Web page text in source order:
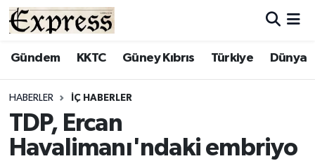
Gündem KKTC Güney Kıbrıs Türkiye Dünya
HABERLER İÇ HABERLER
TDP, Ercan
Havalimanı'ndaki embriyo
ALAYKÖY
BİLİM
Hava Durumu
Süper Lig Puan Durumu ve Fikstür